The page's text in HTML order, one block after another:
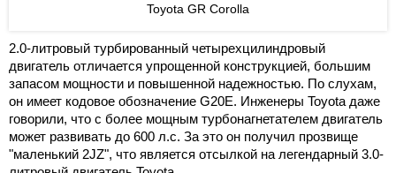
Toyota GR Corolla
2.0-литровый турбированный четырехцилиндровый
двигатель отличается упрощенной конструкцией, большим
запасом мощности и повышенной надежностью. По слухам,
он имеет кодовое обозначение G20E. Инженеры Toyota даже
говорили, что с более мощным турбонагнетателем двигатель
может развивать до 600 л.с. За это он получил прозвище
"маленький 2JZ", что является отсылкой на легендарный 3.0-